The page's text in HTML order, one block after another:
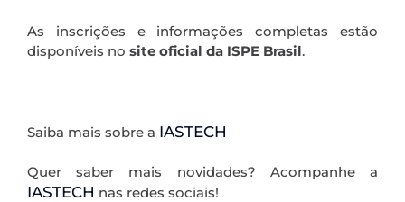
As inscrições e informações completas estão
disponíveis no site oficial da ISPE Brasil.
Saiba mais sobre a IASTECH
Quer saber mais novidades? Acompanhe a
IASTECH nas redes sociais!